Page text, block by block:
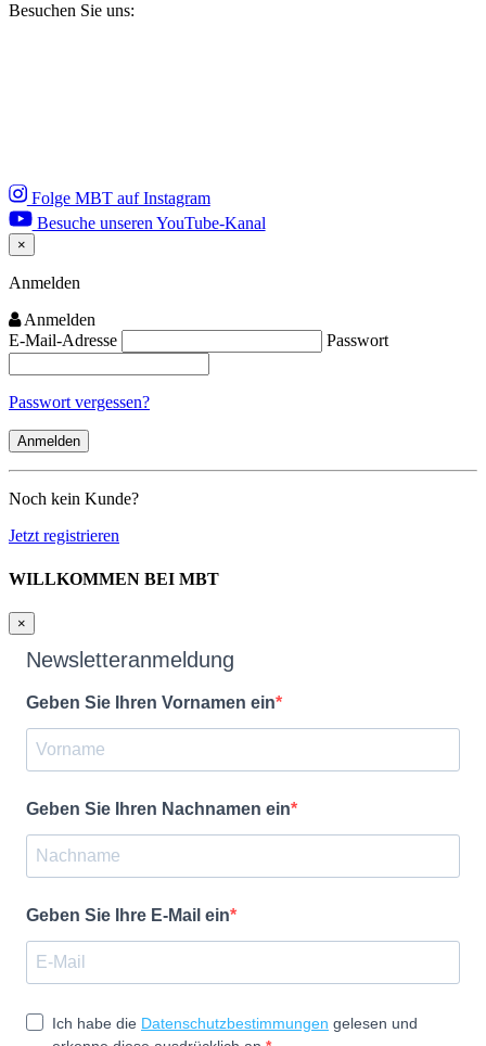
Besuchen Sie uns:
Folge MBT auf Instagram
Besuche unseren YouTube-Kanal
×
Close
Anmelden
Anmelden
E-Mail-Adresse
Passwort
Passwort vergessen?
Noch kein Kunde?
Jetzt registrieren
WILLKOMMEN BEI MBT
×
Newsletteranmeldung
Geben Sie Ihren Vornamen ein
Geben Sie Ihren Nachnamen ein
Geben Sie Ihre E-Mail ein
Ich habe die Datenschutzbestimmungen gelesen und